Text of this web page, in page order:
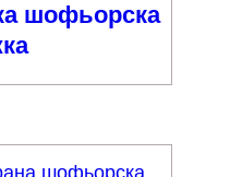
шофьорска